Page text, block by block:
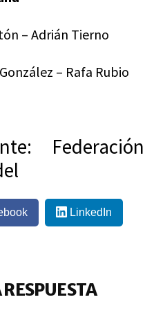
– Adrián Tierno
– Rafa Rubio
Federación
LinkedIn